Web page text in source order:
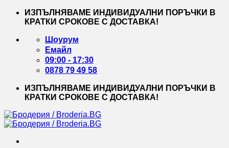
Skip
ИЗПЪЛНЯВАМЕ ИНДИВИДУАЛНИ ПОРЪЧКИ В
КРАТКИ СРОКОВЕ С ДОСТАВКА!
Шоурум
Емайл
09:00 - 17:30
0878 79 49 58
ИЗПЪЛНЯВАМЕ ИНДИВИДУАЛНИ ПОРЪЧКИ В
КРАТКИ СРОКОВЕ С ДОСТАВКА!